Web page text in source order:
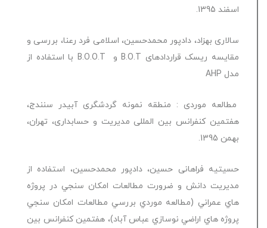
اسفند 1395.
سالاری بهزاد، دادپور محمدحسین، اسلامی فرد رعنا، بررسی و
مقایسه ریسک قراردادهای B.O.T و B.O.O.T با استفاده از
مدل AHP
مطالعه موردی : منطقه نمونه گردشگری آبیدر سنندج،
هفتمین کنفرانس بین المللی مدیریت و حسابداری، تهران،
بهمن 1395.
حسیتیه فراهانی حسین، دادپور محمدحسین، استفاده از
مديريت دانش و ضرورت مطالعات امكان سنجي در پروژه
هاي عمراني (مطالعه موردي بررسي مطالعات امكان سنجي
پروژه هاي اراضي نوسازي عباس آباد)، هفتمین کنفرانس بین